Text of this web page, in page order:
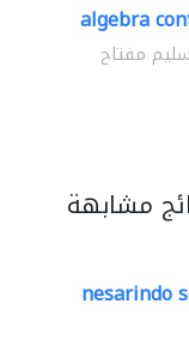
algebra
مفتاح
مشابهة
nesarindo